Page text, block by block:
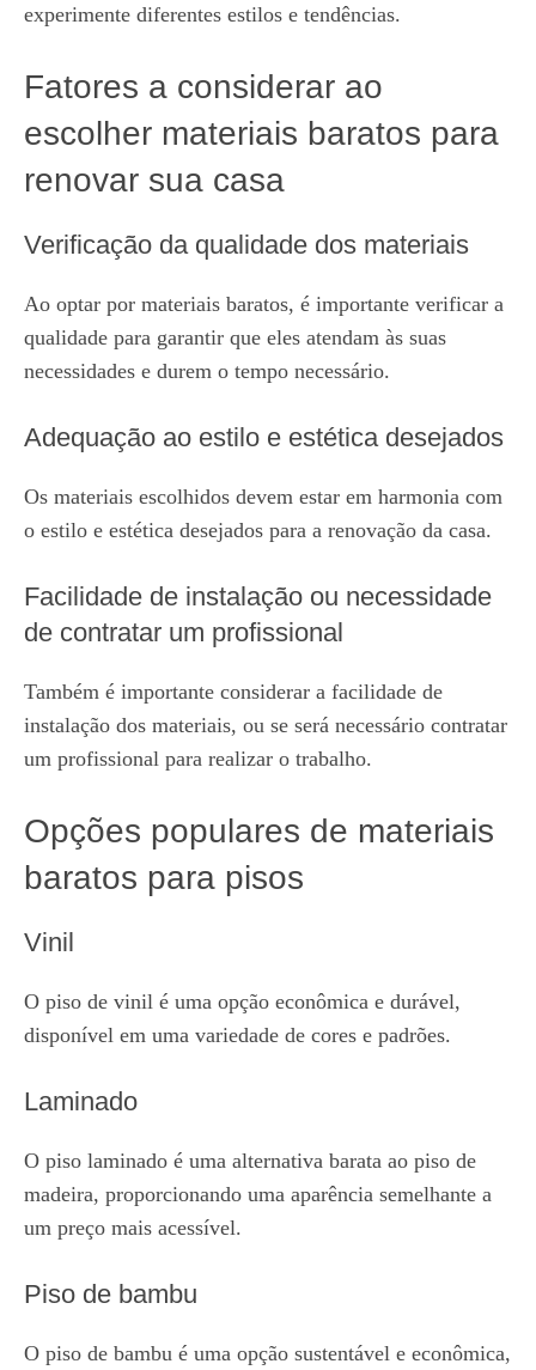
experimente diferentes estilos e tendências.
Fatores a considerar ao
escolher materiais baratos para
renovar sua casa
Verificação da qualidade dos materiais
Ao optar por materiais baratos, é importante verificar a
qualidade para garantir que eles atendam às suas
necessidades e durem o tempo necessário.
Adequação ao estilo e estética desejados
Os materiais escolhidos devem estar em harmonia com
o estilo e estética desejados para a renovação da casa.
Facilidade de instalação ou necessidade
de contratar um profissional
Também é importante considerar a facilidade de
instalação dos materiais, ou se será necessário contratar
um profissional para realizar o trabalho.
Opções populares de materiais
baratos para pisos
Vinil
O piso de vinil é uma opção econômica e durável,
disponível em uma variedade de cores e padrões.
Laminado
O piso laminado é uma alternativa barata ao piso de
madeira, proporcionando uma aparência semelhante a
um preço mais acessível.
Piso de bambu
O piso de bambu é uma opção sustentável e econômica,